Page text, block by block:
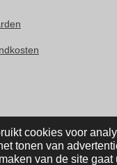
cookies voor
tonen van
van de site gaat